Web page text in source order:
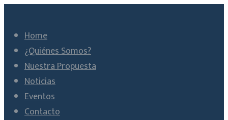
Home
¿Quiénes Somos?
Nuestra Propuesta
Noticias
Eventos
Contacto